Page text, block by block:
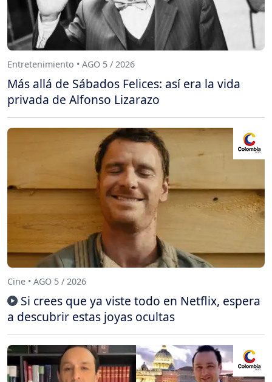
Entretenimiento • AGO 5 / 2026
Más allá de Sábados Felices: así era la vida
privada de Alfonso Lizarazo
Cine • AGO 5 / 2026
Si crees que ya viste todo en Netflix, espera
a descubrir estas joyas ocultas